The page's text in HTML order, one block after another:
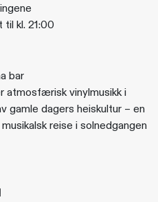
kl. 21:00
bar
atmosfærisk vinylmusikk i
gamle dagers heiskultur – en
reise i solnedgangen